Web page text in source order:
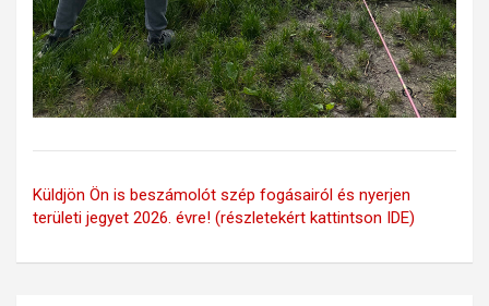
Küldjön Ön is beszámolót szép fogásairól és nyerjen
területi jegyet 2026. évre! (részletekért kattintson IDE)